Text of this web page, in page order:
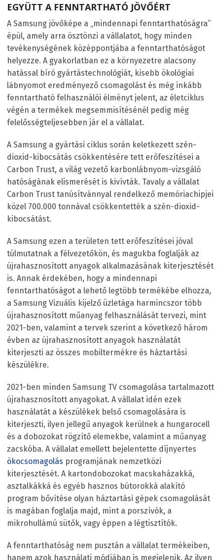
EGYÜTT A FENNTARTHATÓ JÖVŐÉRT
A Samsung jövőképe a „mindennapi fenntarthatóságra”
épül, amely arra ösztönzi a vállalatot, hogy minden
tevékenységének középpontjába a fenntarthatóságot
helyezze. A gyakorlatban ez a környezetre alacsony
hatással bíró gyártástechnológiát, kisebb ökológiai
lábnyomot eredményező csomagolást és még inkább
fenntartható felhasználói élményt jelent, az életciklus
végén a termékek megsemmisítésénél pedig még
felelősségteljesebben jár el a vállalat.
A Samsung a gyártási ciklus során keletkezett szén-
dioxid-kibocsátás csökkentésére tett erőfeszítései a
Carbon Trust, a világ vezető karbonlábnyom-vizsgáló
hatóságának elismerését is kivívták. Tavaly a vállalat
Carbon Trust tanúsítvánnyal rendelkező memóriachipjei
közel 700.000 tonnával csökkentették a szén-dioxid-
kibocsátást.
A Samsung ezen a területen tett erőfeszítései jóval
túlmutatnak a félvezetőkön, és magukba foglalják az
újrahasznosított anyagok alkalmazásának kiterjesztését
is. Annak érdekében, hogy a mindennapi
fenntarthatóságot a lehető legtöbb termékébe elhozza,
a Samsung Vizuális kijelző üzletága harmincszor több
újrahasznosított műanyag felhasználását tervezi, mint
2021-ben, valamint a tervek szerint a következő három
évben az újrahasznosított anyagok használatát
kiterjeszti az összes mobiltermékre és háztartási
készülékre.
2021-ben minden Samsung TV csomagolása tartalmazott
újrahasznosított anyagokat. A vállalat idén ezek
használatát a készülékek belső csomagolására is
kiterjeszti, ilyen jellegű anyagok kerülnek a hungarocell
és a dobozokat rögzítő elemekbe, valamint a műanyag
zacskóba. A vállalat emellett bejelentette díjnyertes
ökocsomagolás programjának nemzetközi
kiterjesztését. A kartondobozokat macskaházakká,
asztalkákká és egyéb hasznos bútorokká alakító
program bővítése olyan háztartási gépek csomagolását
is magában foglalja majd, mint a porszívók, a
mikrohullámú sütők, vagy éppen a légtisztítók.
A fenntarthatóság nem pusztán a vállalat termékeiben,
hanem azok használati módjában is megjelenik. Az ilyen